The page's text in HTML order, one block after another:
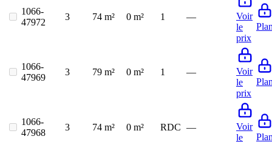
1066-
47972
3 74 m² 0 m² 1 —
Voir
le
prix
1066-
47969
3 79 m² 0 m² 1 —
Voir
le
prix
1066-
47968
3 74 m² 0 m² RDC —
Voir
le